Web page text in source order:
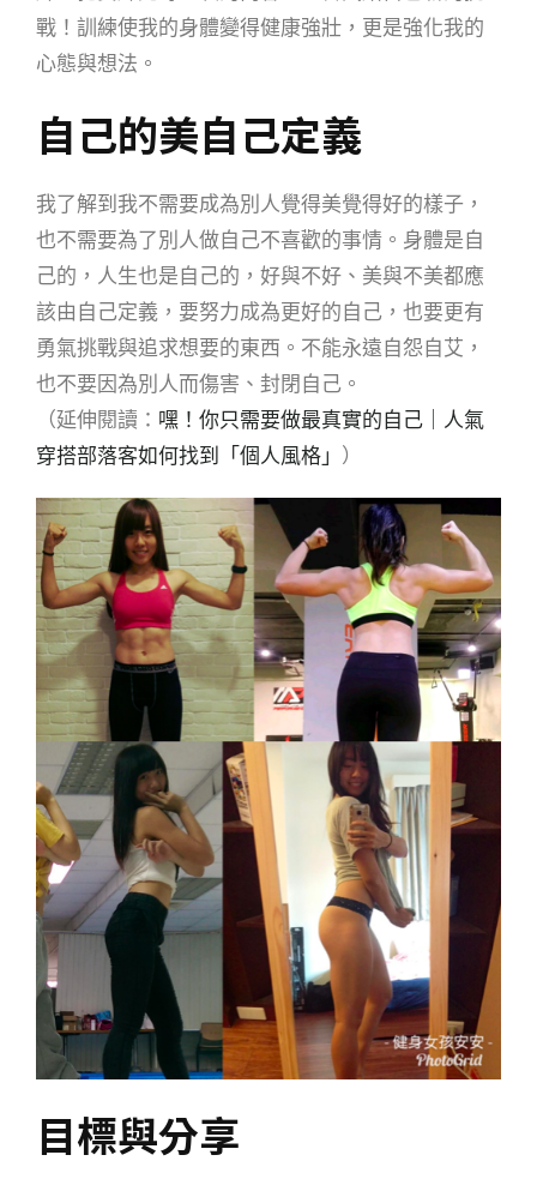
戰！訓練使我的身體變得健康強壯，更是強化我的
心態與想法。
自己的美自己定義
我了解到我不需要成為別人覺得美覺得好的樣子，
也不需要為了別人做自己不喜歡的事情。身體是自
己的，人生也是自己的， 好與不好、美與不美都應
該由自己定義， 要努力成為更好的自己，也要更有
勇氣挑戰與追求想要的東西。不能永遠自怨自艾，
也不要因為別人而傷害、封閉自己。
（延伸閱讀： 嘿！你只需要做最真實的自己｜人氣
穿搭部落客如何找到「個人風格」 ）
目標與分享